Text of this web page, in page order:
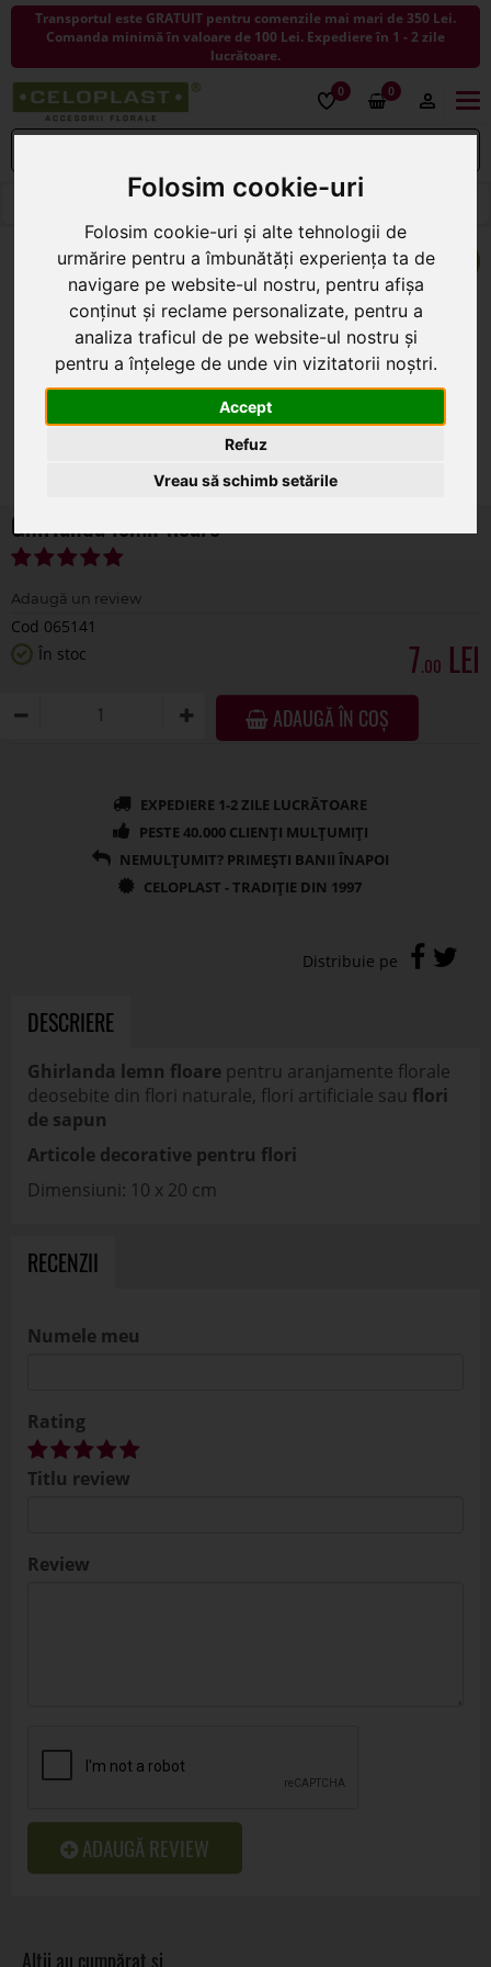
Folosim cookie-uri
Folosim cookie-uri și alte tehnologii de
urmărire pentru a îmbunătăți experiența ta de
navigare pe website-ul nostru, pentru afișa
conținut și reclame personalizate, pentru a
analiza traficul de pe website-ul nostru și
pentru a înțelege de unde vin vizitatorii noștri.
Accept
Refuz
Vreau să schimb setările
Transportul este GRATUIT pentru comenzile mai mari de 350 Lei.
Comanda minimă în valoare de 100 Lei. Expediere în 1 - 2 zile
lucrătoare.
0 0
< ÎNAPOI LA PASTE 2026
Ghirlanda lemn floare
Cod 065141
În stoc
7.00
ADAUGĂ ÎN COȘ
DESCRIERE
Ghirlanda lemn floare pentru aranjamente florale
deosebite din flori naturale, flori artificiale sau flori
de sapun
Articole decorative pentru flori
Dimensiuni: 10 x 20 cm
RECENZII
Numele meu
Rating
Titlu review
Review
ADAUGĂ REVIEW